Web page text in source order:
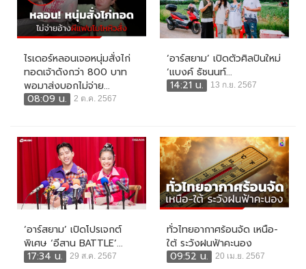
ไรเดอร์หลอนเจอหนุ่มสั่งไก่
ทอดเจ้าดังกว่า 800 บาท
พอมาส่งบอกไม่จ่าย...
08:09 น.
2 ต.ค. 2567
‘อาร์สยาม’ เปิดตัวศิลปินใหม่
‘แบงค์ ธัชนนท์...
14:21 น.
13 ก.ย. 2567
‘อาร์สยาม’ เปิดโปรเจกต์
พิเศษ ‘อีสาน BATTLE’...
17:34 น.
29 ส.ค. 2567
ทั่วไทยอากาศร้อนจัด เหนือ-
ใต้ ระวังฝนฟ้าคะนอง
09:52 น.
20 เม.ย. 2567